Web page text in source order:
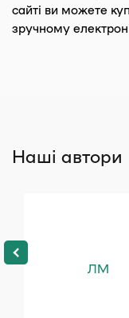
сайті ви можете
зручному
Наші автори
ЛМ